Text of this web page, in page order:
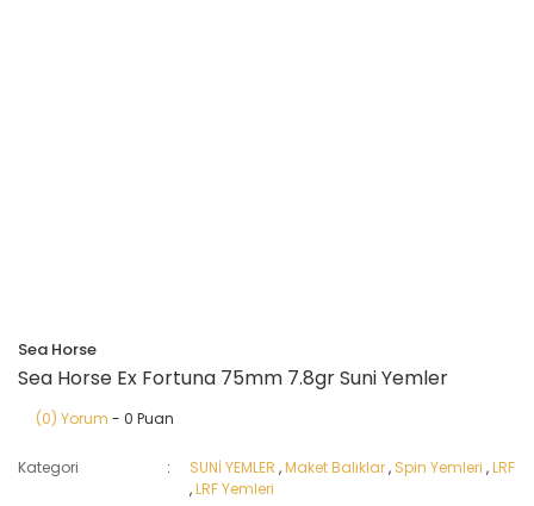
Sea Horse
Sea Horse Ex Fortuna 75mm 7.8gr Suni Yemler
(0) Yorum - 0 Puan
Kategori SUNİ YEMLER ,Maket Balıklar, Spin Yemleri ,LRF
,LRF Yemleri